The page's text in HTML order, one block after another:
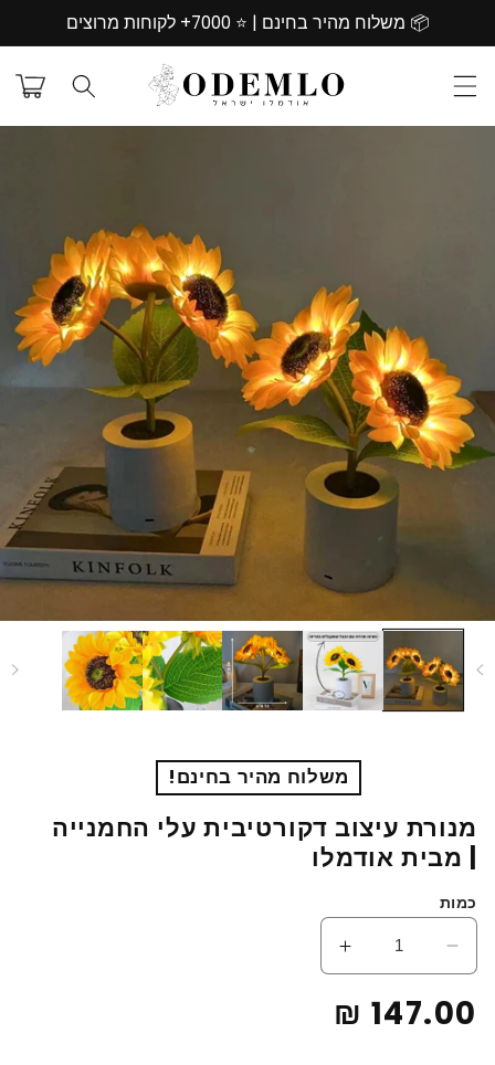
דילוג
לתוכן
📦 משלוח מהיר בחינם | ⭐️ 7000+ לקוחות מרוצים
עגלת
קניות
דילוג
משלוח מהיר בחינם!
מנורת עיצוב דקורטיבית עלי החמנייה
| מבית אודמלו
כמות
הפחתת
כמות
למנורת
עיצוב
הגדלת
כמות
למנורת
עיצוב
מחיר
147.00 ₪